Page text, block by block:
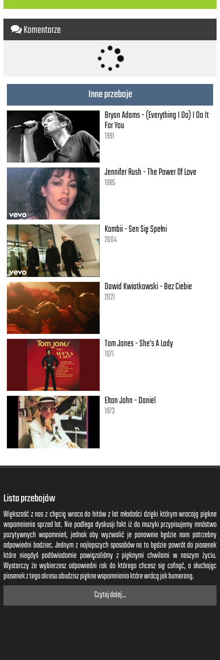
Komentarze
Inne przeboje
Bryan Adams - (Everything I Do) I Do It
For You
1991
Jennifer Rush - The Power Of Love
1985
Kombii - Sen Się Spełni
2004
Dawid Kwiatkowski - Bez Ciebie
2021
Tom Jones - She's A Lady
1971
Elton John - Daniel
1973
Lista przebojów
Większość z nas z chęcią wraca do hitów z lat młodości dzięki którym wracają piękne
wspomnienia sprzed lat. Nie podlega dyskusji fakt iż do muzyki przypisujemy mnóstwo
pozytywnych wspomnień, jednak aby wyzwolić je ponownie będzie nam potrzebny
odpowiedni bodziec. Jednym z najlepszych sposobów na to będzie powrót do piosenek
które niegdyś podświadomie powiązaliśmy z pięknymi chwilami w naszym życiu.
Wystarczy że wybierzesz odpowiedni rok do którego chcesz się cofnąć, a słuchając
piosenek z tego okresu obudzisz piękne wspomnienia które wrócą jak bumerang.
Czytaj dalej...